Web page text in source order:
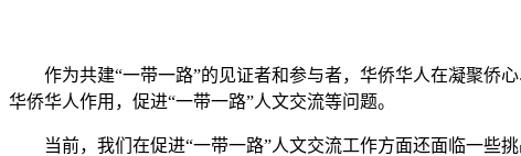
作为共建“一带一路”的见证者和参与者，华侨华人在凝聚侨心
华侨华人作用，促进“一带一路”人文交流等问题。
当前，我们在促进“一带一路”人文交流工作方面还面临一些挑